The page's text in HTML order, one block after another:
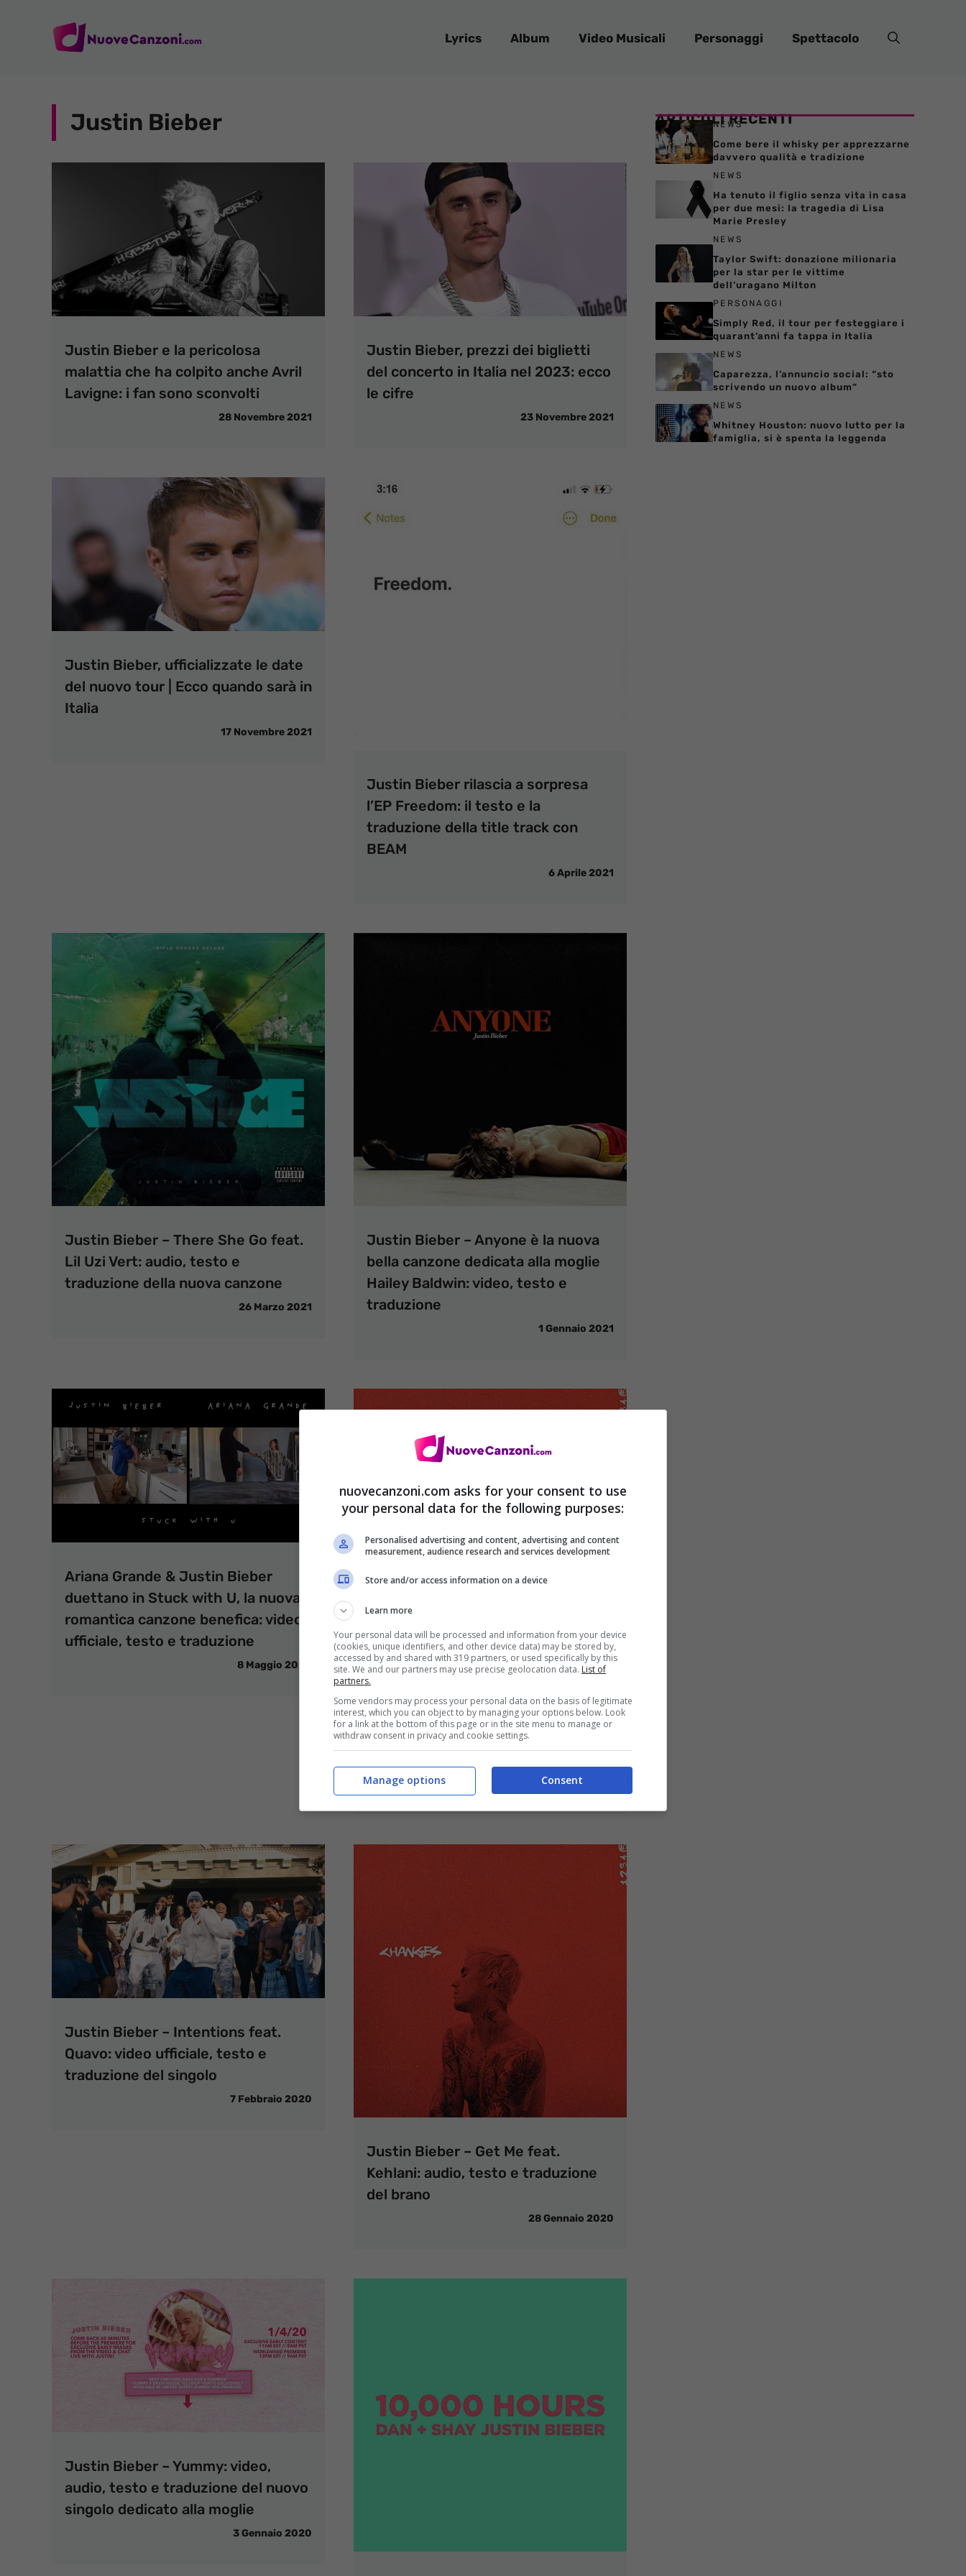
Lyrics Album Video Musicali Personaggi Spettacolo
Justin Bieber
Justin Bieber e la pericolosa
malattia che ha colpito anche Avril
Lavigne: i fan sono sconvolti
28 Novembre 2021
Justin Bieber, prezzi dei biglietti
del concerto in Italia nel 2023: ecco
le cifre
23 Novembre 2021
Justin Bieber, ufficializzate le date
del nuovo tour | Ecco quando sarà in
Italia
17 Novembre 2021
Justin Bieber rilascia a sorpresa
l’EP Freedom: il testo e la
traduzione della title track con
BEAM
6 Aprile 2021
Justin Bieber – There She Go feat.
Lil Uzi Vert: audio, testo e
traduzione della nuova canzone
26 Marzo 2021
Justin Bieber – Anyone è la nuova
bella canzone dedicata alla moglie
Hailey Baldwin: video, testo e
traduzione
1 Gennaio 2021
Ariana Grande & Justin Bieber
duettano in Stuck with U, la nuova
romantica canzone benefica: video
ufficiale, testo e traduzione
8 Maggio 2020
Justin Bieber – Forever (feat. Post
Malone & Clever): audio, testo e
traduzione della canzone da
17 Febbraio 2020
Justin Bieber – Intentions feat.
Quavo: video ufficiale, testo e
traduzione del singolo
7 Febbraio 2020
Justin Bieber – Get Me feat.
Kehlani: audio, testo e traduzione
del brano
28 Gennaio 2020
Justin Bieber – Yummy: video,
audio, testo e traduzione del nuovo
singolo dedicato alla moglie
3 Gennaio 2020
ARTICOLI RECENTI
NEWS
Come bere il whisky per apprezzarne
davvero qualità e tradizione
NEWS
Ha tenuto il figlio senza vita in casa
per due mesi: la tragedia di Lisa
Marie Presley
NEWS
Taylor Swift: donazione milionaria
per la star per le vittime
dell’uragano Milton
PERSONAGGI
Simply Red, il tour per festeggiare i
quarant’anni fa tappa in Italia
NEWS
Caparezza, l’annuncio social: “sto
scrivendo un nuovo album”
NEWS
Whitney Houston: nuovo lutto per la
famiglia, si è spenta la leggenda
nuovecanzoni.com asks for your consent to use
your personal data for the following purposes:
Personalised advertising and content, advertising and content
measurement, audience research and services development
Store and/or access information on a device
Learn more
Your personal data will be processed and information from your device
(cookies, unique identifiers, and other device data) may be stored by,
accessed by and shared with 319 partners, or used specifically by this
site. We and our partners may use precise geolocation data. List of
partners.
Some vendors may process your personal data on the basis of legitimate
interest, which you can object to by managing your options below. Look
for a link at the bottom of this page or in the site menu to manage or
withdraw consent in privacy and cookie settings.
Consent
Manage options